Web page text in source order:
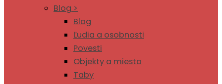
Blog >
Blog
Ľudia a osobnosti
Povesti
Objekty a miesta
Taby